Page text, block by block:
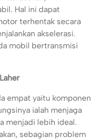
Hal ini dapat
terhentak secara
akselerasi.
mobil bertransmisi
empat yaitu komponen
ialah menjaga
menjadi lebih ideal.
sebagian problem